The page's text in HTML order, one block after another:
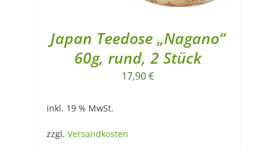
Japan Teedose „Nagano“
60g, rund, 2 Stück
17,90€
inkl. 19 % MwSt.
zzgl. Versandkosten